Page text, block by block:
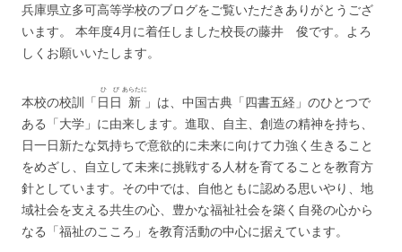
兵庫県立多可高等学校のブログをご覧いただきありがとうござ
います。 本年度4月に着任しました校長の藤井 俊です。よろ
しくお願いいたします。
本校の校訓「日日
ひび
新
あらたに
」は、中国古典「四書五経」のひとつで
ある「大学」に由来します。進取、自主、創造の精神を持ち、
日一日新たな気持ちで意欲的に未来に向けて力強く生きること
をめざし、自立して未来に挑戦する人材を育てることを教育方
針としています。その中では、自他ともに認める思いやり、地
域社会を支える共生の心、豊かな福祉社会を築く自発の心から
なる「福祉のこころ」を教育活動の中心に据えています。